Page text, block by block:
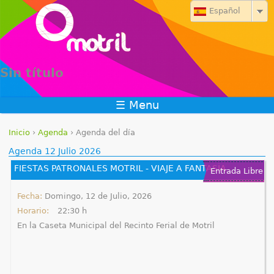
Jump to navigation
Sin título
Español
☰ Menu
S
e
Inicio ›Agenda ›Agenda del día
Agenda 12 Julio 2026
Entrada Libre
FIESTAS PATRONALES MOTRIL - VIAJE A FANTASÍA
Fecha: Domingo, 12 de Julio, 2026
Horario:
22:30 h
En la Caseta Municipal del Recinto Ferial de Motril